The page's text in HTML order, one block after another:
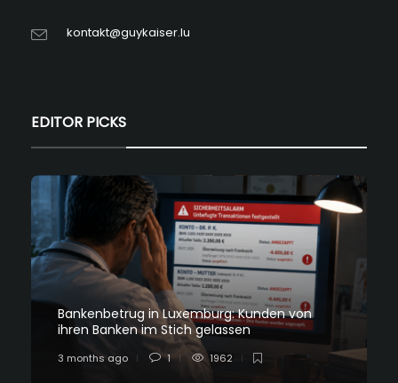
kontakt@guykaiser.lu
EDITOR PICKS
Bankenbetrug in Luxemburg: Kunden von
ihren Banken im Stich gelassen
3 months ago 1 1962